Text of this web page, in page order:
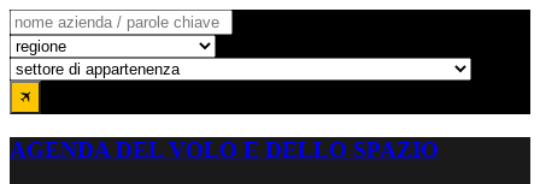
AGENDA DEL VOLO E DELLO SPAZIO